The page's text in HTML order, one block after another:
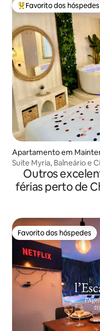
Favoritos dos hóspedes
Favorito dos hóspedes
Apartamento em
Suite Myria, Balneário e
Outros
férias perto de
Favorito dos hóspedes
Favorito dos hóspedes